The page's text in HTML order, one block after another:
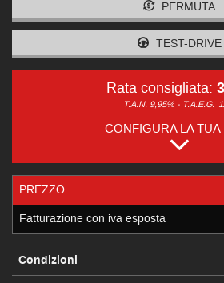
PERMUTA
TEST-DRIVE
Rata consigliata:
T.A.N. 9,95% - T.A.E.G.
CONFIGURA LA TUA
PREZZO
Fatturazione con iva esposta
Condizioni